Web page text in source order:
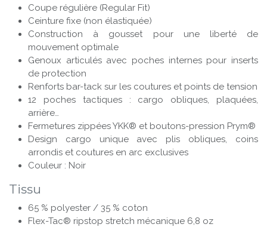
Coupe régulière (Regular Fit)
Ceinture fixe (non élastiquée)
Construction à gousset pour une liberté de
mouvement optimale
Genoux articulés avec poches internes pour inserts
de protection
Renforts bar-tack sur les coutures et points de tension
12 poches tactiques : cargo obliques, plaquées,
arrière…
Fermetures zippées YKK® et boutons-pression Prym®
Design cargo unique avec plis obliques, coins
arrondis et coutures en arc exclusives
Couleur : Noir
Tissu
65 % polyester / 35 % coton
Flex-Tac® ripstop stretch mécanique 6,8 oz